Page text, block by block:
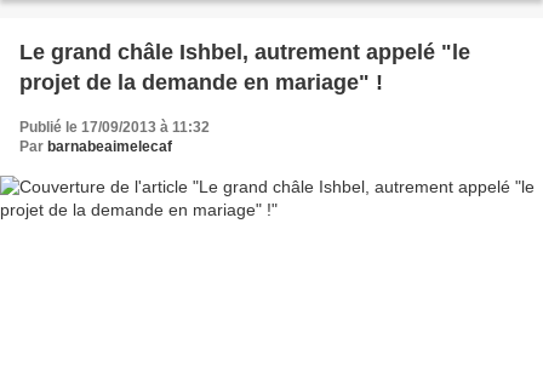
Le grand châle Ishbel, autrement appelé "le
projet de la demande en mariage" !
Publié le 17/09/2013 à 11:32
Par barnabeaimelecaf